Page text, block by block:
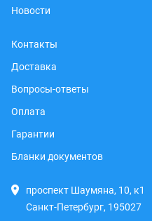
Новости
Контакты
Доставка
Вопросы-ответы
Оплата
Гарантии
Бланки документов
проспект Шаумяна, 10, к1
Санкт-Петербург, 195027